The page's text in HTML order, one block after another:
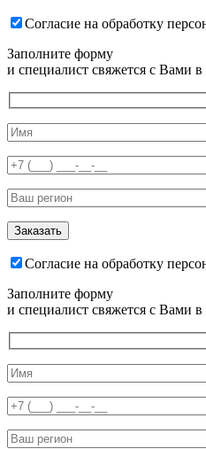
Согласие на обработку
Заполните форму
и специалист свяжется с Вами в
Согласие на обработку
Заполните форму
и специалист свяжется с Вами в